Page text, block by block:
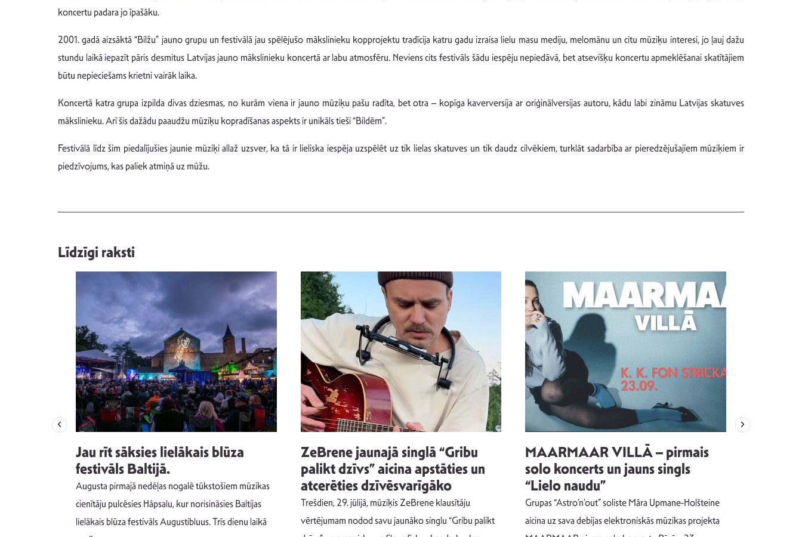
koncertu padara jo īpašāku.
2001. gadā aizsāktā “Bilžu” jauno grupu un festivālā jau spēlējušo mākslinieku kopprojektu tradīcija katru gadu izraisa lielu masu mediju, melomānu un citu mūziķu interesi, jo ļauj dažu
stundu laikā iepazīt pāris desmitus Latvijas jauno mākslinieku koncertā ar labu atmosfēru. Neviens cits festivāls šādu iespēju nepiedāvā, bet atsevišķu koncertu apmeklēšanai skatītājiem
būtu nepieciešams krietni vairāk laika.
Koncertā katra grupa izpilda divas dziesmas, no kurām viena ir jauno mūziķu pašu radīta, bet otra – kopīga kaverversija ar oriģinālversijas autoru, kādu labi zināmu Latvijas skatuves
mākslinieku. Arī šis dažādu paaudžu mūziķu kopradīšanas aspekts ir unikāls tieši “Bildēm”.
Festivālā līdz šim piedalījušies jaunie mūziķi allaž uzsver, ka tā ir lieliska iespēja uzspēlēt uz tik lielas skatuves un tik daudz cilvēkiem, turklāt sadarbība ar pieredzējušajiem mūziķiem ir
piedzīvojums, kas paliek atmiņā uz mūžu.
Līdzīgi raksti
Jau rīt sāksies lielākais blūza
festivāls Baltijā.
Augusta pirmajā nedēļas nogalē tūkstošiem mūzikas
cienītāju pulcēsies Hāpsalu, kur norisināsies Baltijas
lielākais blūza festivāls Augustibluus. Trīs dienu laikā
ZeBrene jaunajā singlā “Gribu
palikt dzīvs” aicina apstāties un
atcerēties dzīvēsvarīgāko
Trešdien, 29. jūlijā, mūziķis ZeBrene klausītāju
vērtējumam nodod savu jaunāko singlu “Gribu palikt
MAARMAAR VILLĀ – pirmais
solo koncerts un jauns singls
“Lielo naudu”
Grupas “Astro’n’out” soliste Māra Upmane-Holšteine
aicina uz sava debijas elektroniskās mūzikas projekta